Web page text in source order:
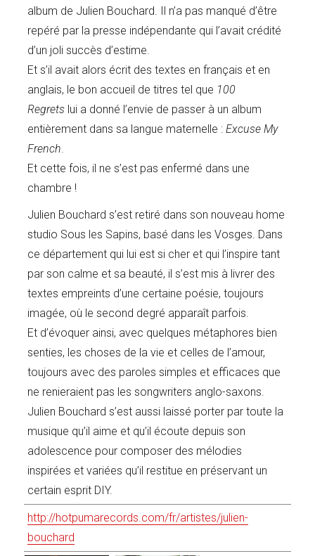
album de Julien Bouchard. Il n’a pas manqué d’être
repéré par la presse indépendante qui l’avait crédité
d’un joli succès d’estime.
Et s’il avait alors écrit des textes en français et en
anglais, le bon accueil de titres tel que 100
Regrets lui a donné l’envie de passer à un album
entièrement dans sa langue maternelle :Excuse My
French
Et cette fois, il ne s’est pas enfermé dans une
chambre !
Julien Bouchard s’est retiré dans son nouveau home
studio Sous les Sapins, basé dans les Vosges. Dans
ce département qui lui est si cher et qui l’inspire tant
par son calme et sa beauté, il s’est mis à livrer des
textes empreints d’une certaine poésie, toujours
imagée, où le second degré apparaît parfois.
Et d’évoquer ainsi, avec quelques métaphores bien
senties, les choses de la vie et celles de l’amour,
toujours avec des paroles simples et efficaces que
ne renieraient pas les songwriters anglo-saxons.
Julien Bouchard s’est aussi laissé porter par toute la
musique qu’il aime et qu’il écoute depuis son
adolescence pour composer des mélodies
inspirées et variées qu’il restitue en préservant un
certain esprit DIY.
http://hotpumarecords.com/fr/artistes/julien-
bouchard